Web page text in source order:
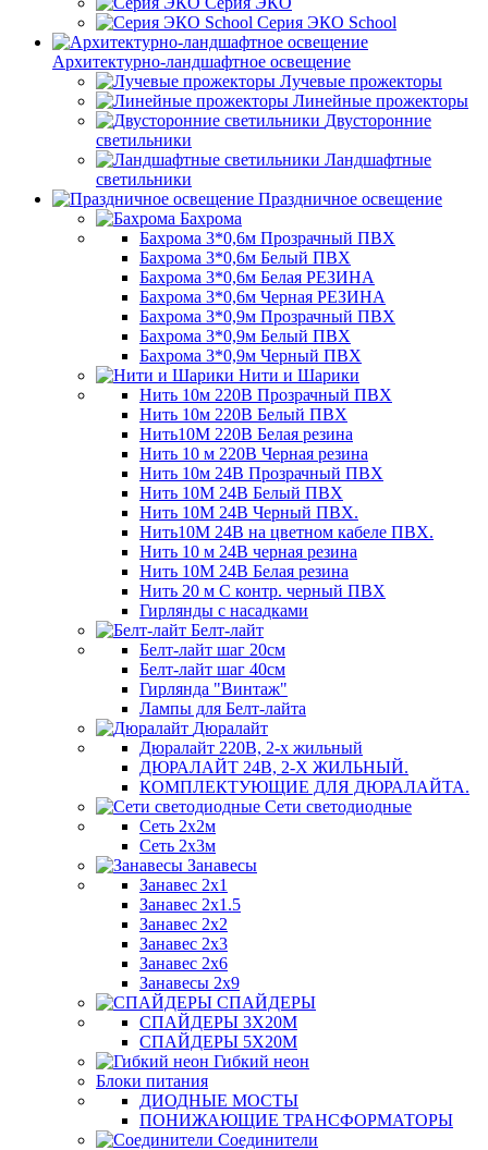
Серия ЭКО School
Архитектурно-ландшафтное освещение
Лучевые прожекторы
Линейные прожекторы
Двусторонние
светильники
Ландшафтные
светильники
Праздничное освещение
Бахрома
Бахрома 3*0,6м Прозрачный ПВХ
Бахрома 3*0,6м Белый ПВХ
Бахрома 3*0,6м Белая РЕЗИНА
Бахрома 3*0,6м Черная РЕЗИНА
Бахрома 3*0,9м Прозрачный ПВХ
Бахрома 3*0,9м Белый ПВХ
Бахрома 3*0,9м Черный ПВХ
Нити и Шарики
Нить 10м 220В Прозрачный ПВХ
Нить 10м 220В Белый ПВХ
Нить10М 220В Белая резина
Нить 10 м 220В Черная резина
Нить 10м 24В Прозрачный ПВХ
Нить 10М 24В Белый ПВХ
Нить 10М 24В Черный ПВХ.
Нить10М 24В на цветном кабеле ПВХ.
Нить 10 м 24В черная резина
Нить 10М 24В Белая резина
Нить 20 м С контр. черный ПВХ
Гирлянды с насадками
Белт-лайт
Белт-лайт шаг 20см
Белт-лайт шаг 40см
Гирлянда "Винтаж"
Лампы для Белт-лайта
Дюралайт
Дюралайт 220В, 2-х жильный
ДЮРАЛАЙТ 24В, 2-Х ЖИЛЬНЫЙ.
КОМПЛЕКТУЮЩИЕ ДЛЯ ДЮРАЛАЙТА.
Сети светодиодные
Сеть 2х2м
Сеть 2х3м
Занавесы
Занавес 2х1
Занавес 2х1.5
Занавес 2х2
Занавес 2х3
Занавес 2х6
Занавесы 2х9
СПАЙДЕРЫ
СПАЙДЕРЫ 3Х20М
СПАЙДЕРЫ 5Х20М
Гибкий неон
Блоки питания
ДИОДНЫЕ МОСТЫ
ПОНИЖАЮЩИЕ ТРАНСФОРМАТОРЫ
Соединители